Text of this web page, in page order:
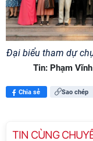
Đại biểu tham dự
Tin: Phạm
Chia sẻ Sao chép
TIN CÙNG